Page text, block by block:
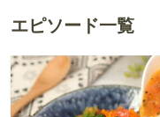
エピソード一覧